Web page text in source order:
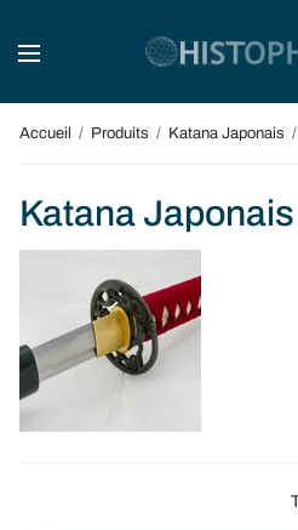
Accueil / Produits / Katana Japonais /
Katana Japonais